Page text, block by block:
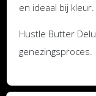
en ideaal bij kleur.
Hustle Butter
genezingsproces.